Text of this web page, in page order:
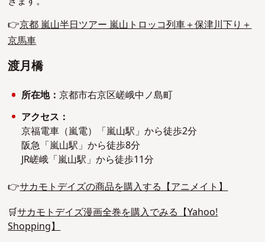
👉京都 嵐山半日ツアー 嵐山トロッコ列車＋保津川下り＋
京馬車
渡月橋
所在地： 京都市右京区嵯峨中ノ島町
アクセス：
京福電車（嵐電）「嵐山駅」から徒歩2分
阪急「嵐山駅」から徒歩8分
JR嵯峨「嵐山駅」から徒歩11分
👉サカモトデイズの商品を購入する【アニメイト】
🛒サカモトデイズ漫画全巻を購入でみる【Yahoo!
Shopping】